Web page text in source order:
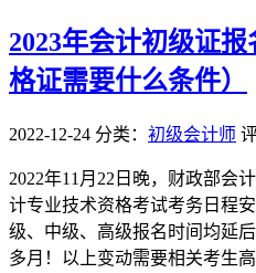
2023年会计初级证
格证需要什么条件）
2022-12-24 分类： 初级会计师
2022年11月22日晚，财政部会
计专业技术资格考试考务日程
级、中级、高级报名时间均延
多月！以上变动需要相关考生高